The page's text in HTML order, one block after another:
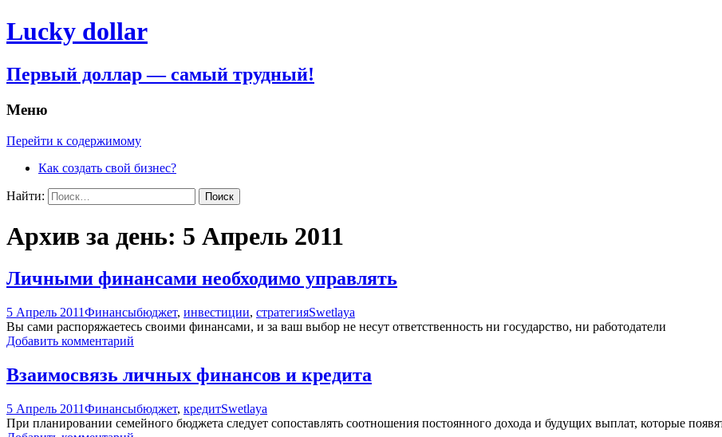
Lucky dollar
Первый доллар — самый трудный!
Меню
Перейти к содержимому
Как создать свой бизнес?
Найти:
Архив за день: 5 Апрель 2011
Личными финансами необходимо управлять
5 Апрель 2011Финансыбюджет, инвестиции, стратегияSwetlaya
Вы сами распоряжаетесь своими финансами, и за ваш выбор не несут ответственность ни государство, ни работодатели
Добавить комментарий
Взаимосвязь личных финансов и кредита
5 Апрель 2011Финансыбюджет, кредитSwetlaya
При планировании семейного бюджета следует сопоставлять соотношения постоянного дохода и будущих выплат, которые